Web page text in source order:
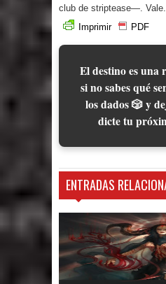
club de striptease—. Vale.
Imprimir
PDF
El destino es una
si no sabes qué
los dados 🎲 y
dicte tu
ENTRADAS